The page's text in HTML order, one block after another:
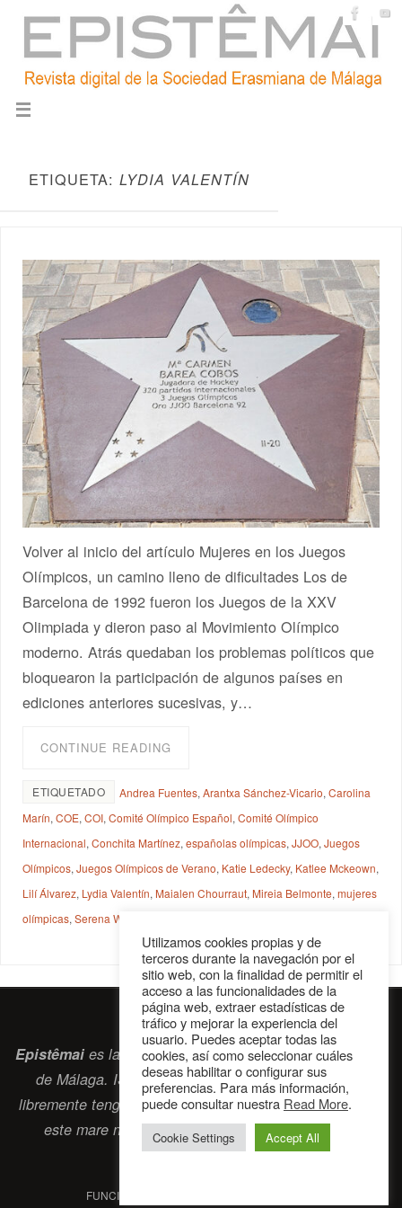
ETIQUETA: LYDIA VALENTÍN
Volver al inicio del artículo Mujeres en los Juegos
Olímpicos, un camino lleno de dificultades Los de
Barcelona de 1992 fueron los Juegos de la XXV
Olimpiada y dieron paso al Movimiento Olímpico
moderno. Atrás quedaban los problemas políticos que
bloquearon la participación de algunos países en
ediciones anteriores sucesivas, y…
CONTINUE READING
ETIQUETADO Andrea Fuentes,Arantxa Sánchez-Vicario,Carolina
Marín,COE,COI,Comité Olímpico Español,Comité Olímpico
Internacional,Conchita Martínez,españolas olímpicas,JJOO,Juegos
Olímpicos,Juegos Olímpicos de Verano, Katie Ledecky, Katlee Mckeown,
Lilí Álvarez, Lydia Valentín, Maialen Chourraut, Mireia Belmonte,mujeres
olímpicas,Serena Wiliams
Epistêmaies la revista digital de la Sociedad Erasmiana
de Málaga. ISSN 2697-2468. Bienvenidos cuantos
libremente tengan algo que intercambiar navegando por
este mare nostrumque es el océano erasmiano.
contacto@epistemai.es
FUNCIONA CON
Utilizamos cookies propias y de
terceros durante la navegación por el
sitio web, con la finalidad de permitir el
acceso a las funcionalidades de la
página web, extraer estadísticas de
tráfico y mejorar la experiencia del
usuario. Puedes aceptar todas las
cookies, así como seleccionar cuáles
deseas habilitar o configurar sus
preferencias. Para más información,
puede consultar nuestra Read More.
Cookie Settings Accept All